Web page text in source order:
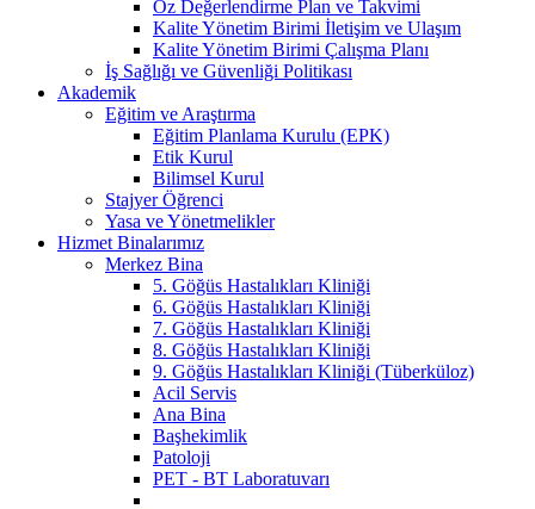
Öz Değerlendirme Plan ve Takvimi
Kalite Yönetim Birimi İletişim ve Ulaşım
Kalite Yönetim Birimi Çalışma Planı
İş Sağlığı ve Güvenliği Politikası
Akademik
Eğitim ve Araştırma
Eğitim Planlama Kurulu (EPK)
Etik Kurul
Bilimsel Kurul
Stajyer Öğrenci
Yasa ve Yönetmelikler
Hizmet Binalarımız
Merkez Bina
5. Göğüs Hastalıkları Kliniği
6. Göğüs Hastalıkları Kliniği
7. Göğüs Hastalıkları Kliniği
8. Göğüs Hastalıkları Kliniği
9. Göğüs Hastalıkları Kliniği (Tüberküloz)
Acil Servis
Ana Bina
Başhekimlik
Patoloji
PET - BT Laboratuvarı